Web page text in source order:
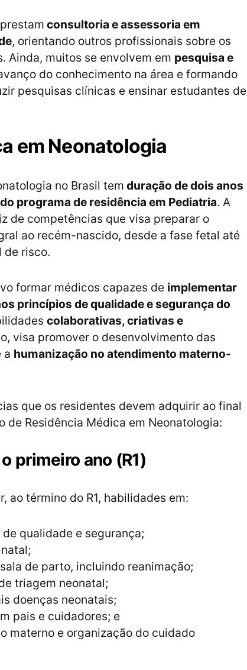
consultoria e assessoria em
, orientando outros profissionais sobre os
Ainda, muitos se envolvem em pesquisa e
do conhecimento na área e formando
pesquisas clínicas e ensinar estudantes de
em Neonatologia
no Brasil tem duração de dois anos
programa de residência em Pediatria. A
de competências que visa preparar o
ao recém-nascido, desde a fase fetal até
de risco.
formar médicos capazes de implementar
princípios de qualidade e segurança do
colaborativas, criativas e
visa promover o desenvolvimento das
a humanização no atendimento materno-
que os residentes devem adquirir ao final
de Residência Médica em Neonatologia:
primeiro ano (R1)
ao término do R1, habilidades em:
qualidade e segurança;
de parto, incluindo reanimação;
triagem neonatal;
doenças neonatais;
pais e cuidadores; e
materno e organização do cuidado